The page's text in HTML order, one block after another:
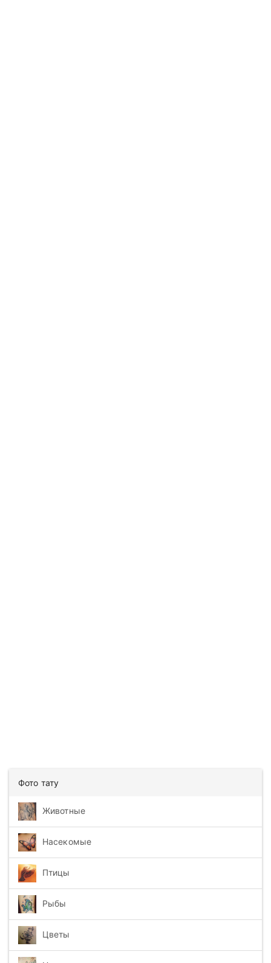
Фото тату
Животные
Насекомые
Птицы
Рыбы
Цветы